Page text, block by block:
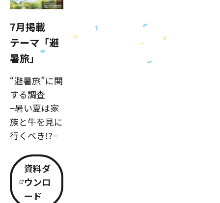
7月掲載
テーマ「避
暑旅」
“避暑旅”に関
する調査
−暑い夏は家
族と牛を見に
行くべき!?−
資料ダ
ウンロ
ード